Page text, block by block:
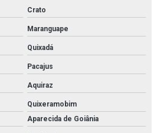
por absorção
Crato
Maranguape
Quixadá
Pacajus
Aquiraz
Quixeramobim
Aparecida de Goiânia